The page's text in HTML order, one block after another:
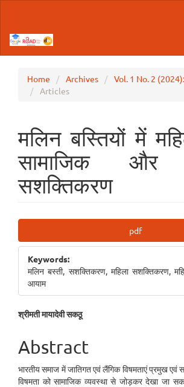
Content
Sidebar
Home Archives
Vol. 1 No. 2
Articles
मलिन बस्तियों में
सामाजिक और
सशक्तिकरण
Sidebar
pdf
Keywords:
मलिन बस्ती, सशक्तिकरण, महिला सशक्तिकरण,
आयाम
Main
Article
Content
श्रीमती मायादेवी सकठू
Abstract
भारतीय समाज में जातिगत एवं लैंगिक विषमताएं प्रमुख एवं
विषमता को सामाजिक व्यवस्था से जोड़कर देखा जा